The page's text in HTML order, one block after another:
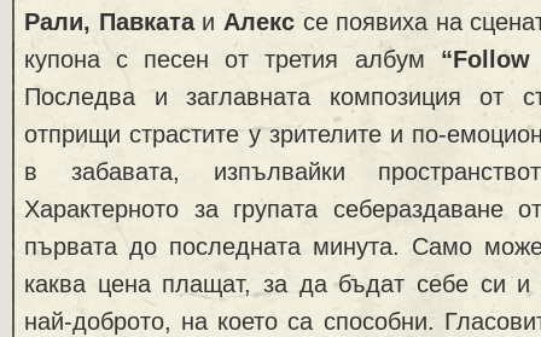
Рали, Павкатаи Алекссе появиха на
купона с песен от третия албум “Follow
Последва и заглавната композиция от
отприщи страстите у зрителите и по-
в забавата, изпълвайки
Характерното за групата себераздаване
първата до последната минута. Само
каква цена плащат, за да бъдат себе си и
най-доброто, на което са способни.